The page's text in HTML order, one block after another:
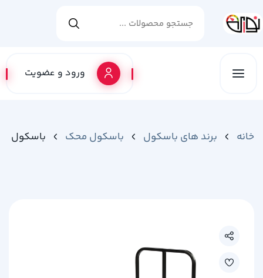
ورود و عضویت
خانه برند های باسکول باسکول محک باسکول محک